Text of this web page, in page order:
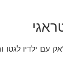
עם ילדיו